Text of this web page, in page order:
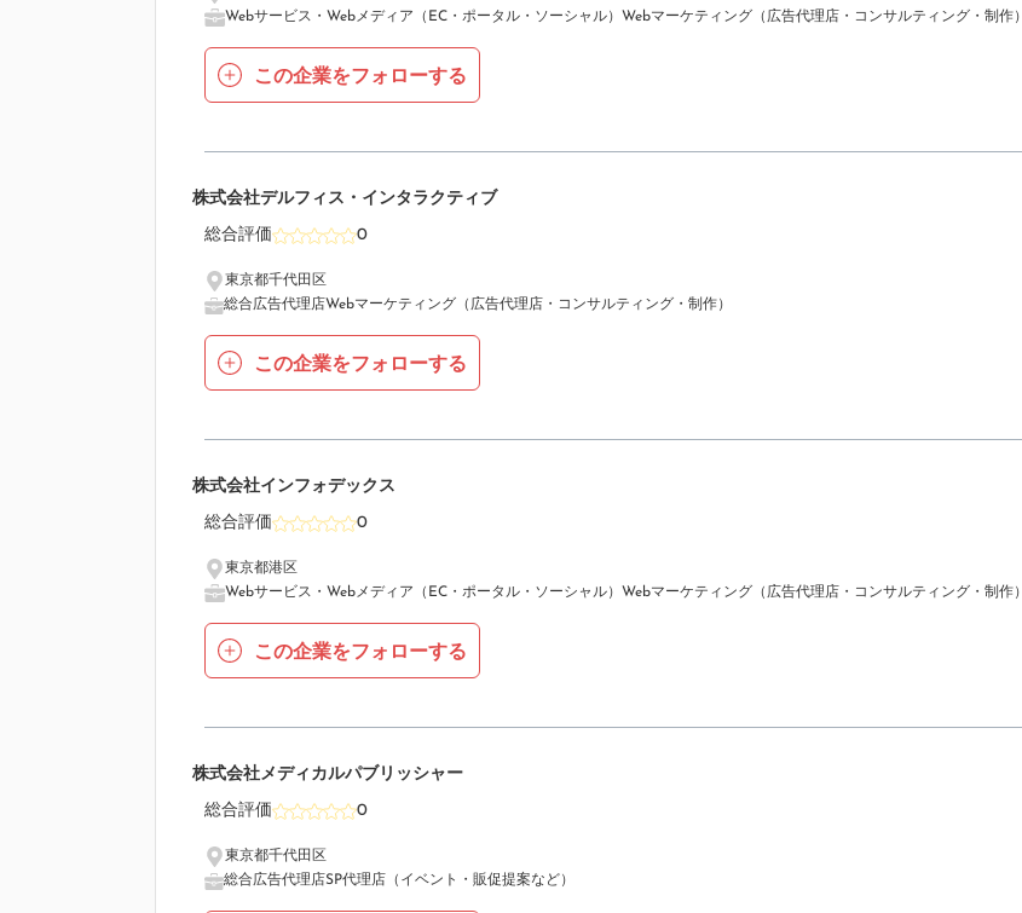
Webサービス・Webメディア（EC・ポータル・ソーシャル）
Webマーケティング（広告代理店・コンサルティング・制作）
この企業をフォローする
6
株式会社デルフィス・インタラクティブ
総合評価
0
東京都千代田区
総合広告代理店Webマーケティング（広告代理店・コンサルティング・制作）
この企業をフォローする
7
株式会社インフォデックス
総合評価
0
東京都港区
Webサービス・Webメディア（EC・ポータル・ソーシャル）
Webマーケティング（広告代理店・コンサルティング・制作）
この企業をフォローする
8
株式会社メディカルパブリッシャー
総合評価
0
東京都千代田区
総合広告代理店SP代理店（イベント・販促提案など）